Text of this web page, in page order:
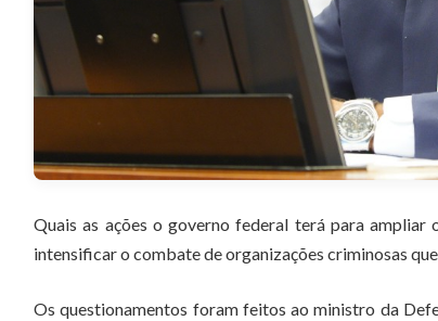
Quais as ações o governo federal terá para
intensificar o combate de organizações criminosas
Os questionamentos foram feitos ao ministro da